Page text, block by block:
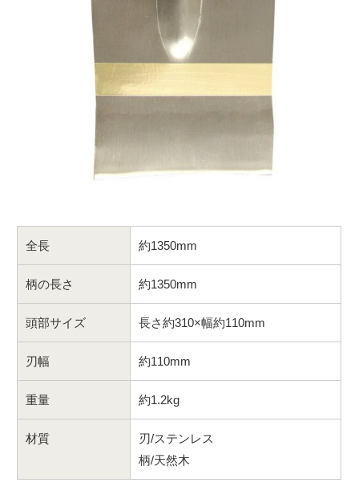
全長 約1350mm
柄の長さ 約1350mm
頭部サイズ 長さ約310×幅約110mm
刃幅 約110mm
重量 約1.2kg
材質
刃/ステンレス
柄/天然木